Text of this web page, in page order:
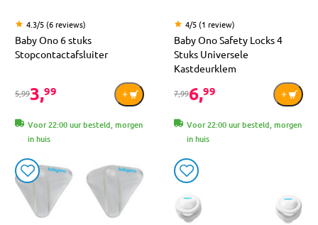
4.3/5 (6 reviews)
Baby Ono 6 stuks
Stopcontactafsluiter
5,993,99
Voor 22:00 uur besteld, morgen
in huis
4/5 (1 review)
Baby Ono Safety Locks 4
Stuks Universele
Kastdeurklem
7,996,99
Voor 22:00 uur besteld, morgen
in huis